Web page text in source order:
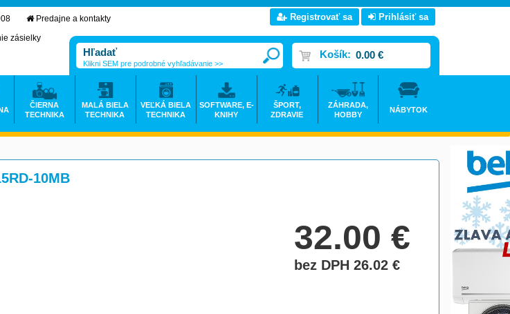
10MB
32.00€
bez DPH 26.02€
Predajne a kontakty
zásielky
Registrovať sa Prihlásiť sa
Košík: 0.00 €
Klikni SEM pre podrobné vyhľadávanie >>
ČIERNA
TECHNIKA
MALÁ BIELA
TECHNIKA
VEĽKÁ BIELA
TECHNIKA
SOFTWARE, E-
KNIHY
ŠPORT,
ZDRAVIE
ZÁHRADA,
HOBBY
NÁBYTOK